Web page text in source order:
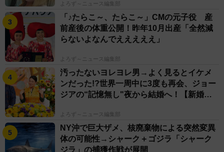
よろず～ニュース編集部
「♪たらこ～、たらこ～」CMの元子役 産
前産後の体重公開！昨年10月出産「全然減
らないよなんでえええええ」
よろず～ニュース編集部
汚ったないヨレヨレ男→よく見るとイケメ
ンだった!?世界一周中に3度も再会、ジョー
ジアの“記憶無し"夜から結婚へ！【新婚さ
よろず～ニュース編集部
NY沖で巨大ザメ、核廃棄物による突然変異
体の可能性→シャーク＋ゴジラ「シャーク
ジラ」の捕獲作戦が展開